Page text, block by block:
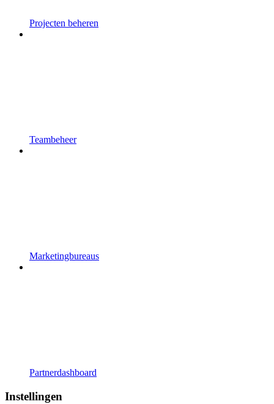
Projecten beheren
Teambeheer
Marketingbureaus
Partnerdashboard
Instellingen